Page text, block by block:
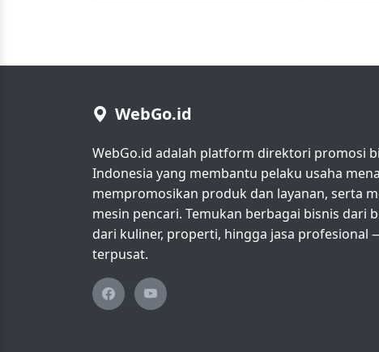
WebGo.id
WebGo.id adalah platform direktori promosi
Indonesia yang membantu pelaku usaha
mempromosikan produk dan layanan, serta
mesin pencari. Temukan berbagai bisnis dari
dari kuliner, properti, hingga jasa profesional
terpusat.